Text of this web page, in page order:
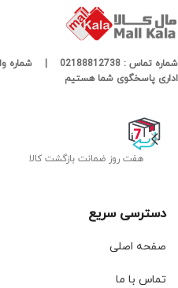
اداری پاسخگوی شما هستیم
هفت روز ضمانت بازگشت کالا
دسترسی سریع
صفحه اصلی
تماس با ما